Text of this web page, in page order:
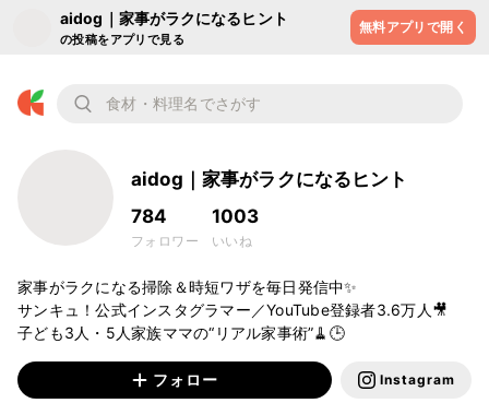
aidog｜家事がラクになるヒント
の投稿をアプリで見る
無料アプリで開く
aidog｜家事がラクになるヒント
784
フォロワー
1003
いいね
家事がラクになる掃除＆時短ワザを毎日発信中✨
サンキュ！公式インスタグラマー／YouTube登録者3.6万人🎥
子ども3人・5人家族ママの“リアル家事術”🧹🕒
フォロー Instagram